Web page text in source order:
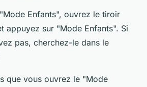
Enfants", ouvrez le tiroir
appuyez sur "Mode Enfants". Si
pas, cherchez-le dans le
que vous ouvrez le "Mode